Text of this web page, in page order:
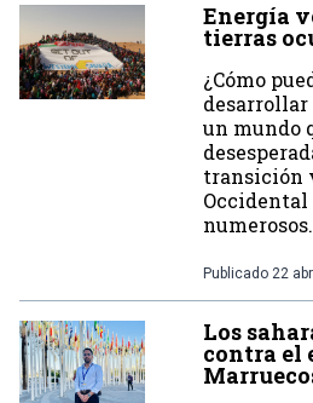
Energía
tierras
¿Cómo
desarrollar
un mundo
transición
Occidental
numerosos.
Publicado 22
Los
contra el